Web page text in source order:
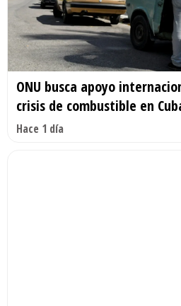
ONU busca apoyo
crisis de combustible en
Hace 1 día